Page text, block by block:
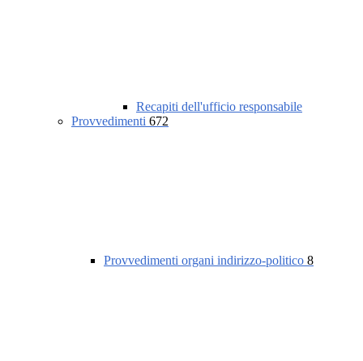
Recapiti dell'ufficio responsabile
Provvedimenti 672
Provvedimenti organi indirizzo-politico 8